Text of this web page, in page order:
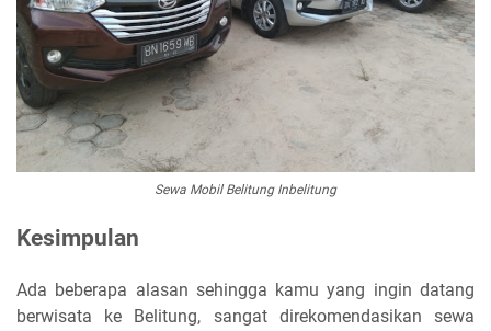
Sewa Mobil Belitung Inbelitung
Kesimpulan
Ada beberapa alasan sehingga kamu yang ingin datang
berwisata ke Belitung, sangat direkomendasikan sewa